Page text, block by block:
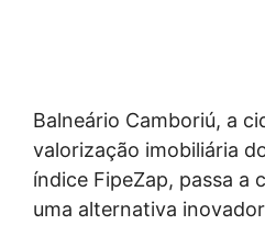
Balneário Camboriú, a
valorização imobiliária
índice FipeZap, passa a
uma alternativa